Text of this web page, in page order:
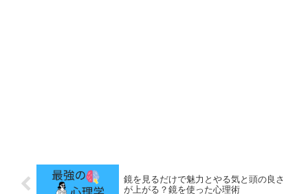
鏡を見るだけで魅力とやる気と頭の良さ
が上がる？鏡を使った心理術